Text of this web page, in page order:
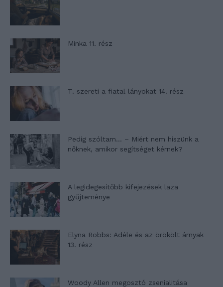
Minka 11. rész
T. szereti a fiatal lányokat 14. rész
Pedig szóltam… – Miért nem hiszünk a
nőknek, amikor segítséget kérnek?
A legidegesítőbb kifejezések laza
gyűjteménye
Elyna Robbs: Adéle és az örökölt árnyak
13. rész
Woody Allen megosztó zsenialitása